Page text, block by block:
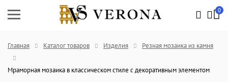
0
Главная Каталог товаров Изделия Резная мозаика из камня
Мраморная мозаика в классическом стиле с декоративным элементом